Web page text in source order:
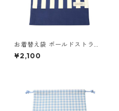
お着替え袋 ボールドストライ
プ×ネイビー 85-73051-2
¥2,100